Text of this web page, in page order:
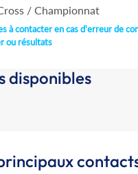
/ Championnat
à contacter en cas d'erreur de
ou résultats
disponibles